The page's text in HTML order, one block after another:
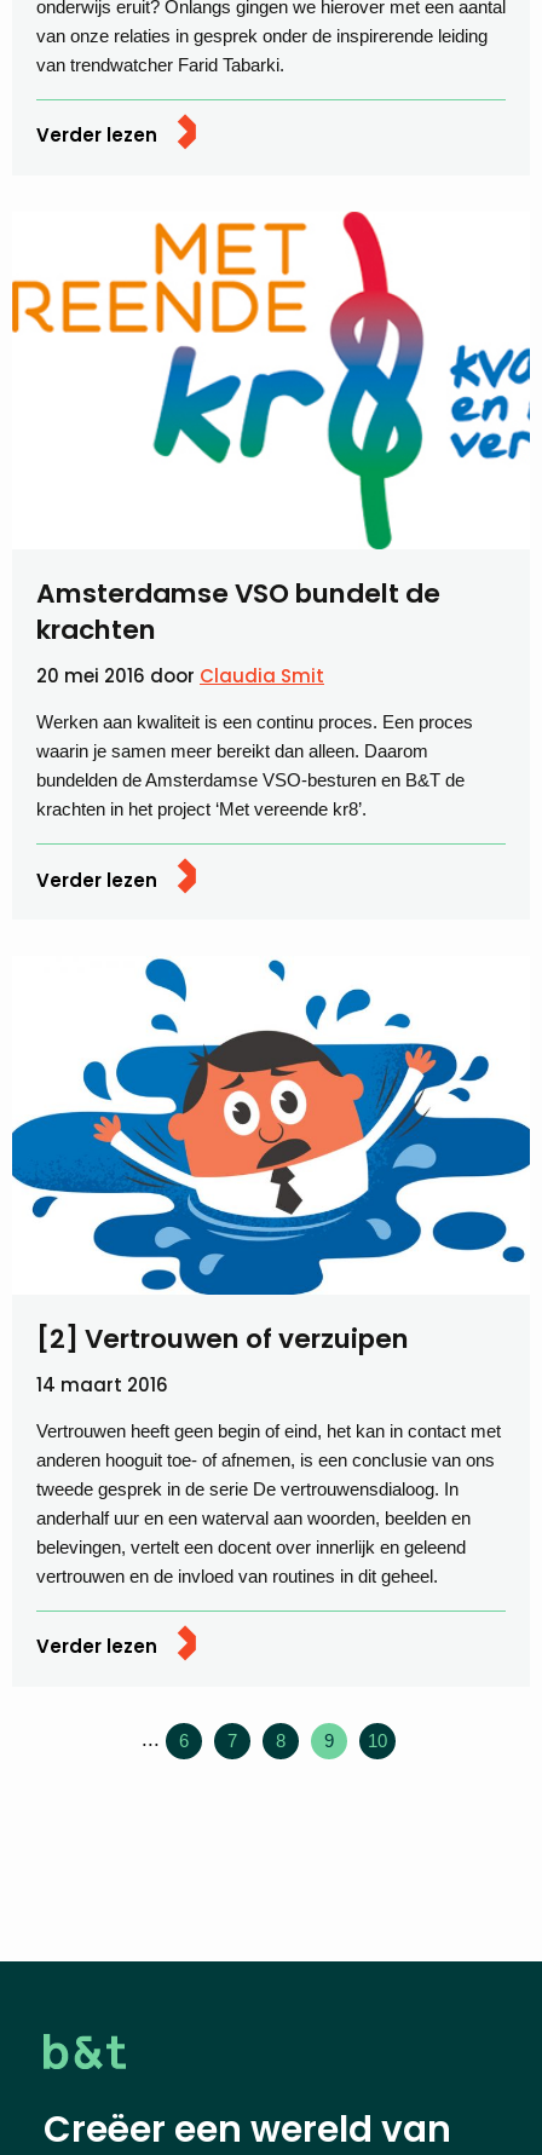
onderwijs eruit? Onlangs gingen we hierover met een aantal
van onze relaties in gesprek onder de inspirerende leiding
van trendwatcher Farid Tabarki.
Verder lezen
Amsterdamse VSO bundelt de
krachten
20 mei 2016 door Claudia Smit
Werken aan kwaliteit is een continu proces. Een proces
waarin je samen meer bereikt dan alleen. Daarom
bundelden de Amsterdamse VSO-besturen en B&T de
krachten in het project ‘Met vereende kr8’.
Verder lezen
[2] Vertrouwen of verzuipen
14 maart 2016
Vertrouwen heeft geen begin of eind, het kan in contact met
anderen hooguit toe- of afnemen, is een conclusie van ons
tweede gesprek in de serie De vertrouwensdialoog. In
anderhalf uur en een waterval aan woorden, beelden en
belevingen, vertelt een docent over innerlijk en geleend
vertrouwen en de invloed van routines in dit geheel.
Verder lezen
... 6 7 8 9 10
Creëer een wereld van